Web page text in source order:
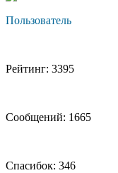
Пользователь
Рейтинг: 3395
Сообщений: 1665
Спасибок: 346